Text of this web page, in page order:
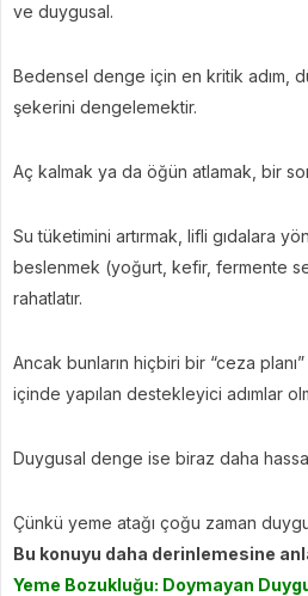
ve duygusal.
Bedensel denge için en kritik adım,
şekerini dengelemektir.
Aç kalmak ya da öğün atlamak, bir
Su tüketimini artırmak, lifli gıdalara
beslenmek (yoğurt, kefir, fermente
rahatlatır.
Ancak bunların hiçbiri bir “ceza
içinde yapılan destekleyici adımlar
Duygusal denge ise biraz daha
Çünkü yeme atağı çoğu zaman
Bu konuyu daha derinlemesine
Yeme Bozukluğu: Doymayan